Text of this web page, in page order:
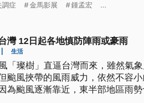
調症 金馬影展 鍾孟宏 ...
灣 12日起各地慎防陣雨或豪雨
生活
「璨樹」直逼台灣而來，雖然氣
颱風挾帶的風雨威力，依然不容
為颱風逐漸靠近，東半部地區雨